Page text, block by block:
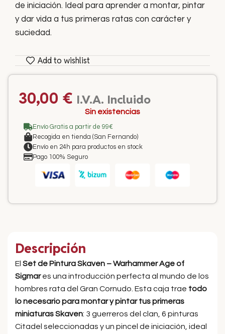
de iniciación. Ideal para aprender a montar, pintar
y dar vida a tus primeras ratas con carácter y
suciedad.
Add to wishlist
30,00 € I.V.A. Incluido
Sin existencias
Envío Gratis a partir de 99€
Recogida en tienda (San Fernando)
Envío en 24h para productos en stock
Pago 100% Seguro
Descripción
El Set de Pintura Skaven – Warhammer Age of
Sigmares una introducción perfecta al mundo de los
hombres rata del Gran Cornudo. Esta caja trae todo
lo necesario para montar y pintar tus primeras
miniaturas Skaven: 3 guerreros del clan, 6 pinturas
Citadel seleccionadas y un pincel de iniciación, ideal